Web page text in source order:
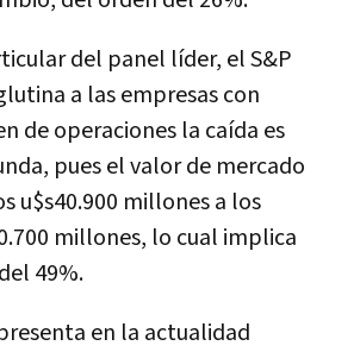
del panel líder, el S&P
a las empresas con
de operaciones la caída es
pues el valor de mercado
u$s40.900 millones a los
millones, lo cual implica
49%.
en la actualidad